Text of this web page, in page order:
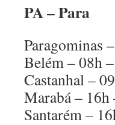
PA – Para
Paragominas
Belém – 08h
Castanhal –
Marabá – 16h
Santarém –